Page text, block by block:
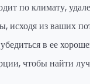
по климату,
исходя из ваших
в ее
чтобы найти